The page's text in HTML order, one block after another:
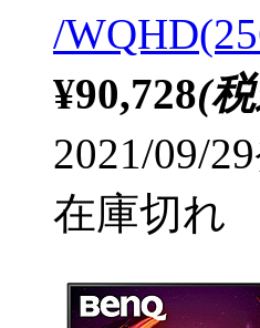
/
¥90,728(
2021/09/
在庫切れ